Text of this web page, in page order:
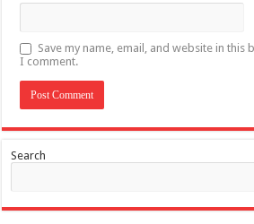
Save my name, email, and website in
I comment.
Search